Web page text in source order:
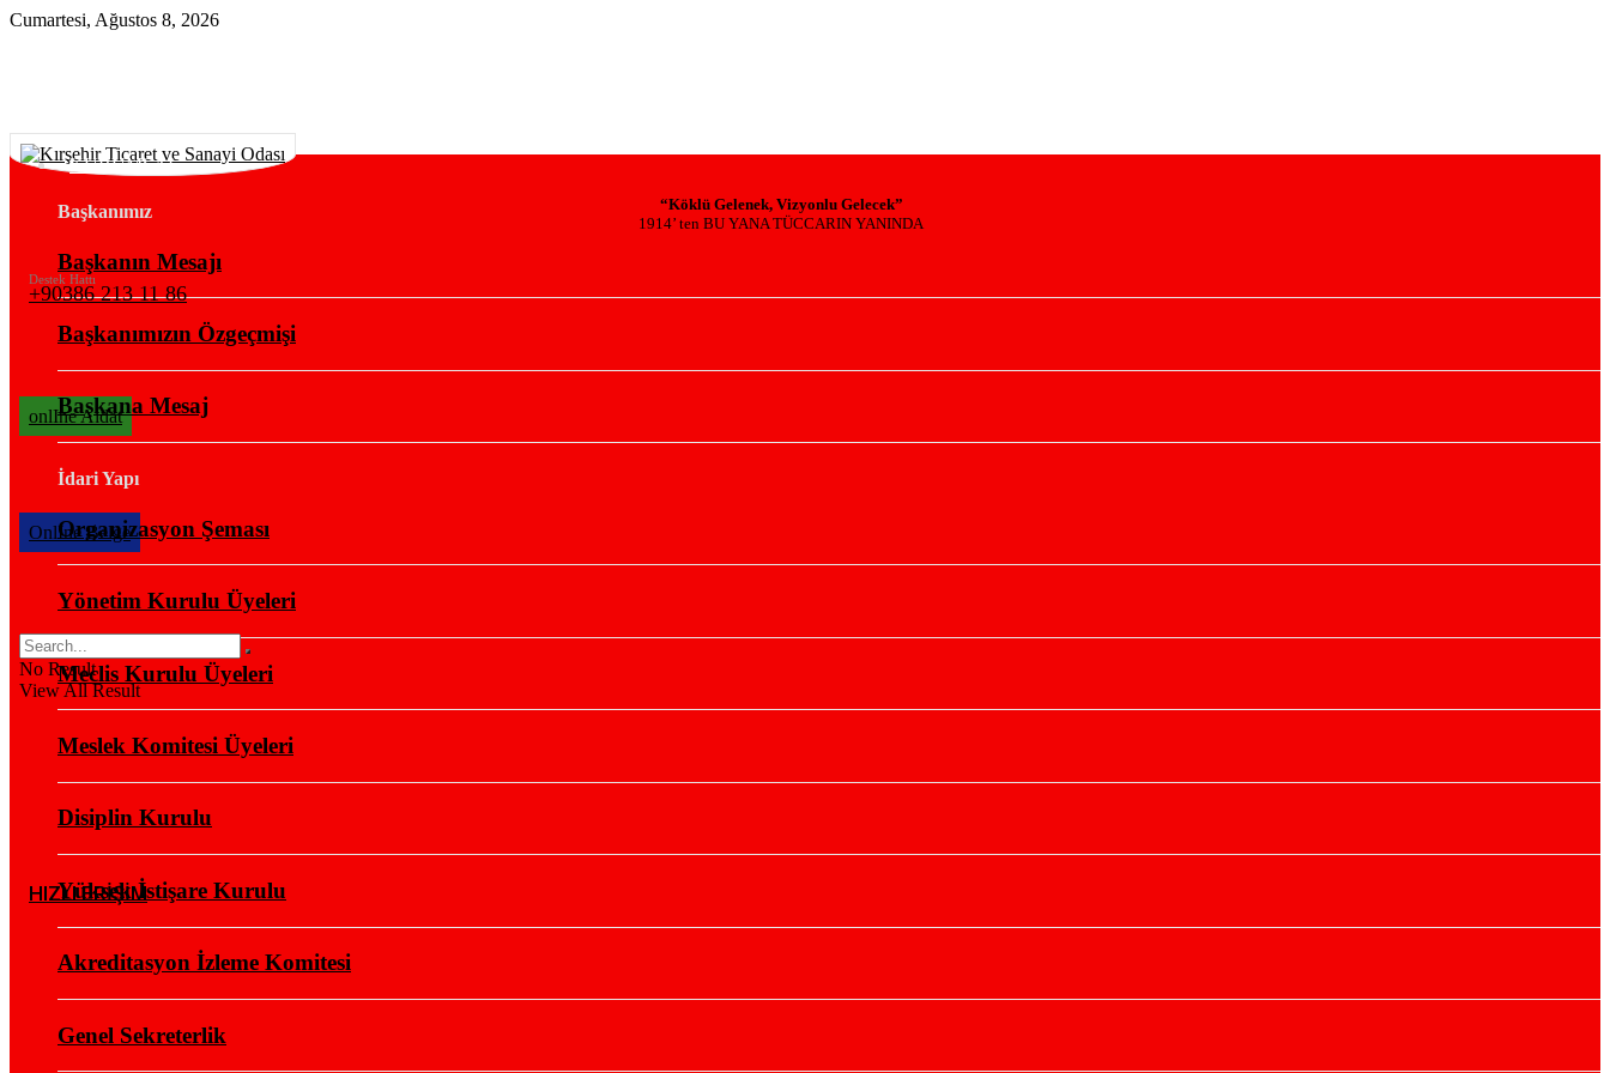
Cumartesi, Ağustos 8, 2026
“Köklü Gelenek, Vizyonlu Gelecek”
1914’ ten BU YANA TÜCCARIN YANINDA
Destek Hattı
+90386 213 11 86
onlIne Aidat
OnlIne Belge
No Result
View All Result
HIZLI ERİŞİM
KURUMSAL
Başkanımız
Başkanın Mesajı
Başkanımızın Özgeçmişi
Başkana Mesaj
İdari Yapı
Organizasyon Şeması
Yönetim Kurulu Üyeleri
Meclis Kurulu Üyeleri
Meslek Komitesi Üyeleri
Disiplin Kurulu
Yüksek İstişare Kurulu
Akreditasyon İzleme Komitesi
Genel Sekreterlik